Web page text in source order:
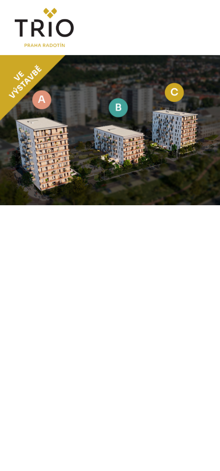
O PROJEKTU
Proč TRIO Radotín
FAQ sekce
Novinky
Postup koupě a financování
LOKALITA
CENÍK
Byty